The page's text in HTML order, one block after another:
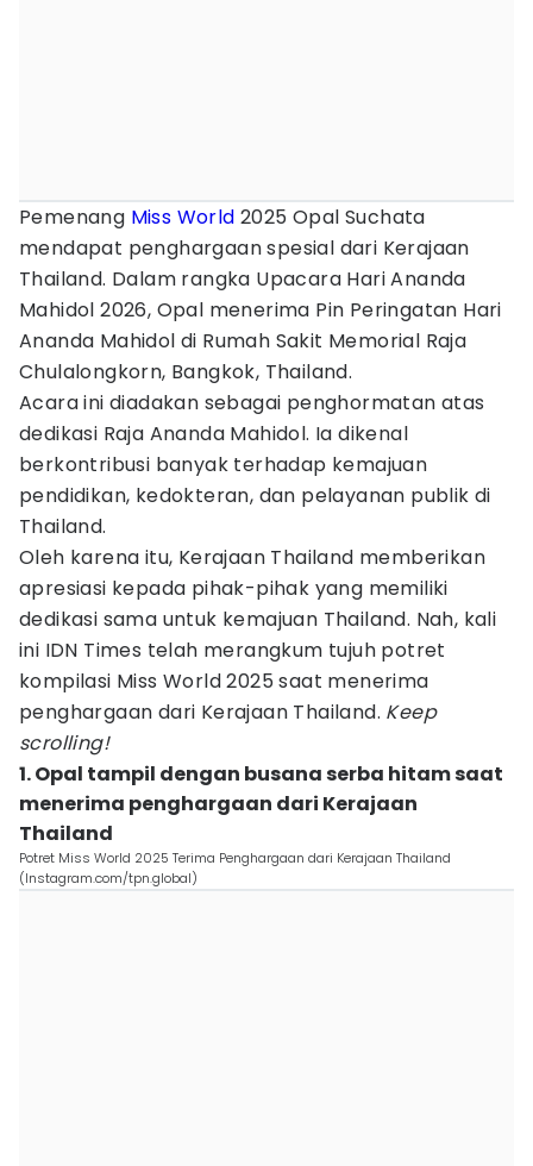
Pemenang Miss World 2025 Opal Suchata
mendapat penghargaan spesial dari Kerajaan
Thailand. Dalam rangka Upacara Hari Ananda
Mahidol 2026, Opal menerima Pin Peringatan Hari
Ananda Mahidol di Rumah Sakit Memorial Raja
Chulalongkorn, Bangkok, Thailand.
Acara ini diadakan sebagai penghormatan atas
dedikasi Raja Ananda Mahidol. Ia dikenal
berkontribusi banyak terhadap kemajuan
pendidikan, kedokteran, dan pelayanan publik di
Thailand.
Oleh karena itu, Kerajaan Thailand memberikan
apresiasi kepada pihak-pihak yang memiliki
dedikasi sama untuk kemajuan Thailand. Nah, kali
ini IDN Times telah merangkum tujuh potret
kompilasi Miss World 2025 saat menerima
penghargaan dari Kerajaan Thailand. Keep
scrolling!
1. Opal tampil dengan busana serba hitam saat
menerima penghargaan dari Kerajaan
Thailand
Potret Miss World 2025 Terima Penghargaan dari Kerajaan Thailand
(Instagram.com/tpn.global)